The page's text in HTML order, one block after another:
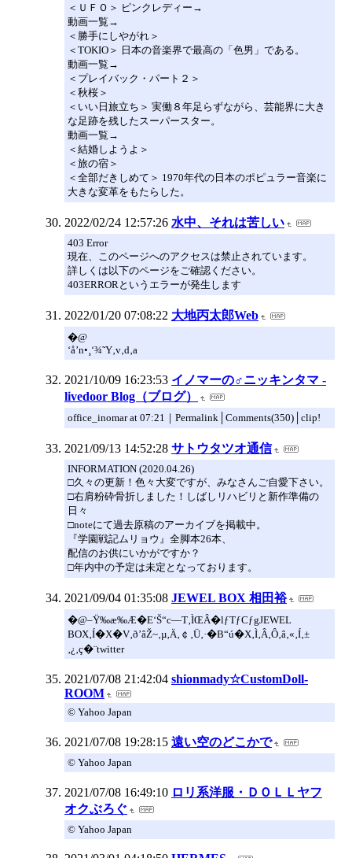
＜ＵＦＯ＞ ピンクレディー→
動画一覧→
＜勝手にしやがれ＞
＜TOKIO＞ 日本の音楽界で最高の「色男」である。
動画一覧→
＜プレイバック・パート２＞
＜秋桜＞
＜いい日旅立ち＞ 実働８年足らずながら、芸能界に大き
な足跡を残したスーパースター。
動画一覧→
＜結婚しようよ＞
＜旅の宿＞
＜全部だきしめて＞ 1970年代の日本のポピュラー音楽に
大きな変革をもたらした。
2022/02/24 12:57:26 水中、それは苦しい
403 Error
現在、このページへのアクセスは禁止されています。
詳しくは以下のページをご確認ください。
403ERRORというエラーが発生します
2022/01/20 07:08:22 大地丙太郎Web
�@
‘å’n•¸‘¾˜Y‚v‚d‚a
2021/10/09 16:23:53 イノマーの♂ニッキンタマ -
livedoor Blog（ブログ）
office_inomar at 07:21｜Permalink│Comments(350)│clip!
2021/09/13 14:52:28 サトウタツオ通信
INFORMATION (2020.04.26)
□久々の更新！色々大変ですが、みなさんご自愛下さい。
□右肩粉砕骨折しました！しばしリハビリと新作準備の
日々
□noteにて過去原稿のアーカイブを掲載中。
『学園戦記ムリョウ』全脚本26本、
配信のお供にいかがですか？
□年内中の予定は未定となっております。
2021/09/04 01:35:08 JEWEL BOX 相田裕
�@–Ÿ‰æ‰Æ�E‘Š“c—T‚ÌŒÂ�lƒTƒCƒgJEWEL
BOX‚Í�X�V‚ð’âŽ~‚µ‚Ä‚￠‚Ü‚·�B“ú�X‚Ì‚Â‚Ô‚â‚«‚Í‚±
‚¿‚ç�¨twitter
2021/07/08 21:42:04 shionmady☆CustomDoll-
ROOM
© Yahoo Japan
2021/07/08 19:28:15 遠い空のどこかで
© Yahoo Japan
2021/07/08 16:49:10 ロリ系洋服・ＤＯＬＬヤフ
オクぶろぐ
© Yahoo Japan